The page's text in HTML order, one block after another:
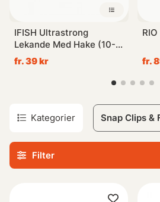
IFISH Ultrastrong
Lekande Med Hake (10-
pack) - USSW-3
fr. 39 kr fr.
Kategorier Snap Clips &
Filter